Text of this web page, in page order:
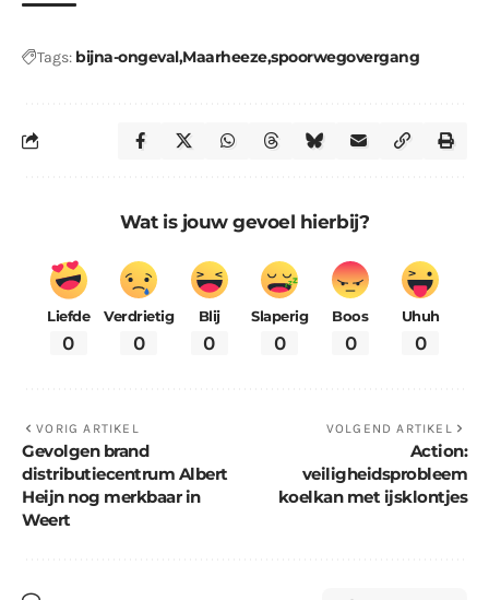
Tags: bijna-ongevalMaarheezespoorwegovergang
Wat is jouw gevoel hierbij?
Liefde
0
Verdrietig
0
Blij
0
Slaperig
0
Boos
0
Uhuh
0
VORIG ARTIKEL
Gevolgen brand
distributiecentrum Albert
Heijn nog merkbaar in
Weert
VOLGEND ARTIKEL
Action:
veiligheidsprobleem
koelkan met ijsklontjes